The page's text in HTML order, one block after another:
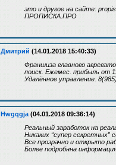
это и другое на сайте:
ПРОПИСКА.ПРО
Дмитрий (14.01.2018 15:40:33)
Франшиза главного
поиск. Ежемес. прибыль от
Удалённое управление.
Hwgqgja (04.01.2018 09:36:14)
Реальный заработок на
Никаких “супер секретных”
Все прозрачно и открыто
Более подробнна